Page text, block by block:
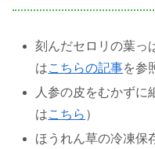
刻んだセロリの葉っ
はこちらの記事を参
人参の皮をむかずに
はこちら ）
ほうれん草の冷凍保